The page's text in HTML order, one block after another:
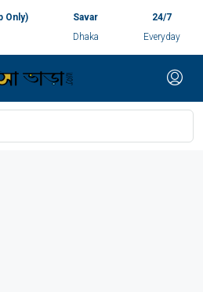
Only)
Savar
Dhaka
24/7
Everyday